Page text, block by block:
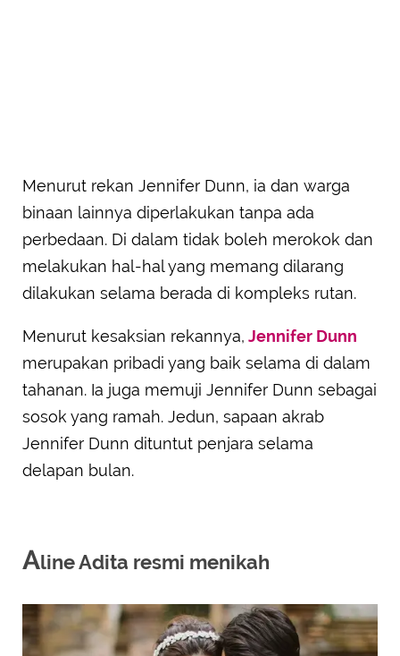
Menurut rekan Jennifer Dunn, ia dan warga
binaan lainnya diperlakukan tanpa ada
perbedaan. Di dalam tidak boleh merokok dan
melakukan hal-hal yang memang dilarang
dilakukan selama berada di kompleks rutan.
Menurut kesaksian rekannya, Jennifer Dunn
merupakan pribadi yang baik selama di dalam
tahanan. Ia juga memuji Jennifer Dunn sebagai
sosok yang ramah. Jedun, sapaan akrab
Jennifer Dunn dituntut penjara selama
delapan bulan.
Aline Adita resmi menikah